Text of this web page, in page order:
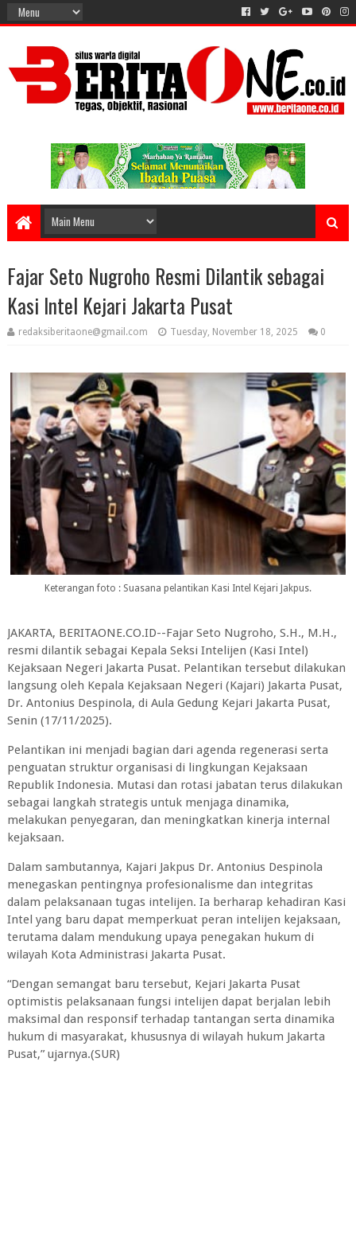
Fajar Seto Nugroho Resmi Dilantik sebagai
Kasi Intel Kejari Jakarta Pusat
redaksiberitaone@gmail.com Tuesday, November 18, 2025 0
Keterangan foto : Suasana pelantikan Kasi Intel Kejari Jakpus.
JAKARTA, BERITAONE.CO.ID--Fajar Seto Nugroho, S.H., M.H.,
resmi dilantik sebagai Kepala Seksi Intelijen (Kasi Intel)
Kejaksaan Negeri Jakarta Pusat. Pelantikan tersebut dilakukan
langsung oleh Kepala Kejaksaan Negeri (Kajari) Jakarta Pusat,
Dr. Antonius Despinola, di Aula Gedung Kejari Jakarta Pusat,
Senin (17/11/2025).
Pelantikan ini menjadi bagian dari agenda regenerasi serta
penguatan struktur organisasi di lingkungan Kejaksaan
Republik Indonesia. Mutasi dan rotasi jabatan terus dilakukan
sebagai langkah strategis untuk menjaga dinamika,
melakukan penyegaran, dan meningkatkan kinerja internal
kejaksaan.
Dalam sambutannya, Kajari Jakpus Dr. Antonius Despinola
menegaskan pentingnya profesionalisme dan integritas
dalam pelaksanaan tugas intelijen. Ia berharap kehadiran Kasi
Intel yang baru dapat memperkuat peran intelijen kejaksaan,
terutama dalam mendukung upaya penegakan hukum di
wilayah Kota Administrasi Jakarta Pusat.
“Dengan semangat baru tersebut, Kejari Jakarta Pusat
optimistis pelaksanaan fungsi intelijen dapat berjalan lebih
maksimal dan responsif terhadap tantangan serta dinamika
hukum di masyarakat, khususnya di wilayah hukum Jakarta
Pusat,” ujarnya.(SUR)